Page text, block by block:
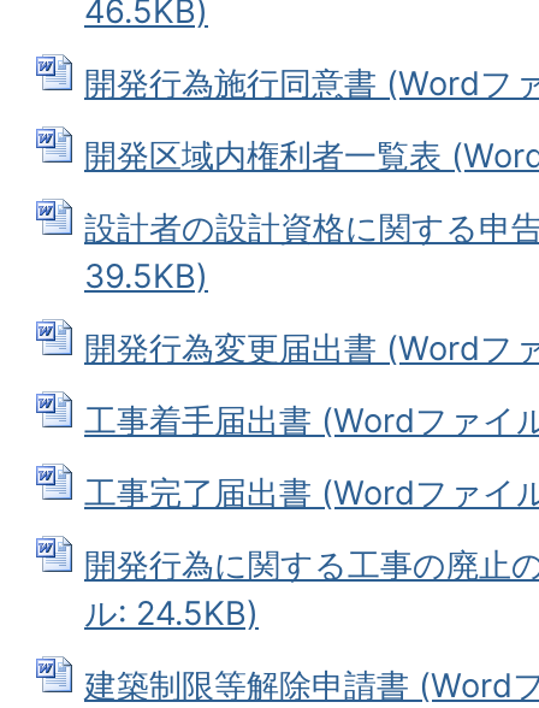
46.5KB)
開発行為施行同意書 (Wordフ
開発区域内権利者一覧表
設計者の設計資格に関する申
39.5KB)
開発行為変更届出書 (Wordフ
工事着手届出書 (Wordファイ
工事完了届出書 (Wordファイ
開発行為に関する工事の廃止
ル: 24.5KB)
建築制限等解除申請書 (Word